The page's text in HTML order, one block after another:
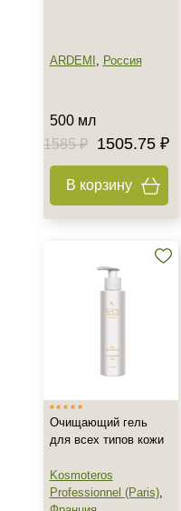
Декольте
Показать еще
AHA-кислоты
Аминокислоты
Показать еще
Ежедневный
ARDEMI , Россия
500 мл
1585 ₽
1505.75 ₽
В корзину
Очищающий гель
для всех типов кожи
Kosmoteros
Professionnel (Paris),